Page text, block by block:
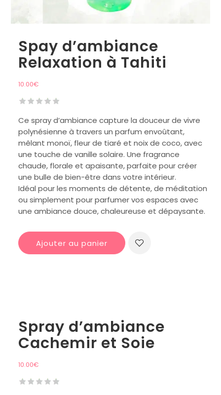
Spay d’ambiance
Relaxation à Tahiti
10.00€
Ce spray d’ambiance capture la douceur de vivre
polynésienne à travers un parfum envoûtant,
mêlant monoï, fleur de tiaré et noix de coco, avec
une touche de vanille solaire. Une fragrance
chaude, florale et apaisante, parfaite pour créer
une bulle de bien-être dans votre intérieur.
Idéal pour les moments de détente, de méditation
ou simplement pour parfumer vos espaces avec
une ambiance douce, chaleureuse et dépaysante.
Ajouter au panier
Spray d’ambiance
Cachemir et Soie
10.00€